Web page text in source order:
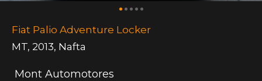
Fiat Palio Adventure Locker
MT, 2013, Nafta
Mont Automotores